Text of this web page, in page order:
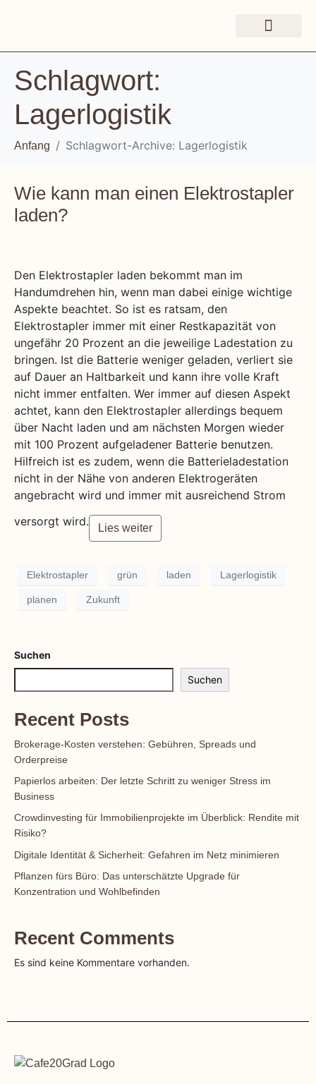
Schlagwort:
Lagerlogistik
Anfang Schlagwort-Archive: Lagerlogistik
Wie kann man einen Elektrostapler
laden?
Den Elektrostapler laden bekommt man im
Handumdrehen hin, wenn man dabei einige wichtige
Aspekte beachtet. So ist es ratsam, den
Elektrostapler immer mit einer Restkapazität von
ungefähr 20 Prozent an die jeweilige Ladestation zu
bringen. Ist die Batterie weniger geladen, verliert sie
auf Dauer an Haltbarkeit und kann ihre volle Kraft
nicht immer entfalten. Wer immer auf diesen Aspekt
achtet, kann den Elektrostapler allerdings bequem
über Nacht laden und am nächsten Morgen wieder
mit 100 Prozent aufgeladener Batterie benutzen.
Hilfreich ist es zudem, wenn die Batterieladestation
nicht in der Nähe von anderen Elektrogeräten
angebracht wird und immer mit ausreichend Strom
versorgt wird.
Lies weiter
Elektrostapler grün laden Lagerlogistik
planen Zukunft
Suchen
Suchen
Recent Posts
Brokerage-Kosten verstehen: Gebühren, Spreads und
Orderpreise
Papierlos arbeiten: Der letzte Schritt zu weniger Stress im
Business
Crowdinvesting für Immobilienprojekte im Überblick: Rendite mit
Risiko?
Digitale Identität & Sicherheit: Gefahren im Netz minimieren
Pflanzen fürs Büro: Das unterschätzte Upgrade für
Konzentration und Wohlbefinden
Recent Comments
Es sind keine Kommentare vorhanden.